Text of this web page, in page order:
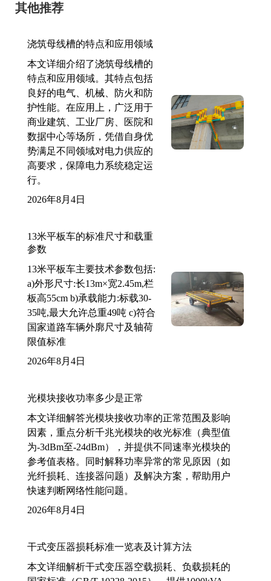
其他推荐
浇筑母线槽的特点和应用领域
本文详细介绍了浇筑母线槽的
特点和应用领域。其特点包括
良好的电气、机械、防火和防
护性能。在应用上，广泛用于
商业建筑、工业厂房、医院和
数据中心等场所，凭借自身优
势满足不同领域对电力供应的
高要求，保障电力系统稳定运
行。
2026年8月4日
13米平板车的标准尺寸和载重
参数
13米平板车主要技术参数包括:
a)外形尺寸:长13m×宽2.45m,栏
板高55cm b)承载能力:标载30-
35吨,最大允许总重49吨 c)符合
国家道路车辆外廓尺寸及轴荷
限值标准
2026年8月4日
光模块接收功率多少是正常
本文详细解答光模块接收功率的正常范围及影响
因素，重点分析千兆光模块的收光标准（典型值
为-3dBm至-24dBm），并提供不同速率光模块的
参考值表格。同时解释功率异常的常见原因（如
光纤损耗、连接器问题）及解决方案，帮助用户
快速判断网络性能问题。
2026年8月4日
干式变压器损耗标准一览表及计算方法
本文详细解析干式变压器空载损耗、负载损耗的